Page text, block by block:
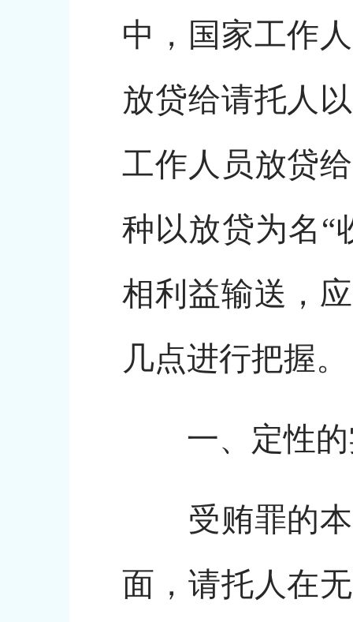
中，国家工作
放贷给请托人
工作人员放贷
种以放贷为名“
相利益输送，
几点进行把握。
一、定性的
受贿罪的本
面，请托人在